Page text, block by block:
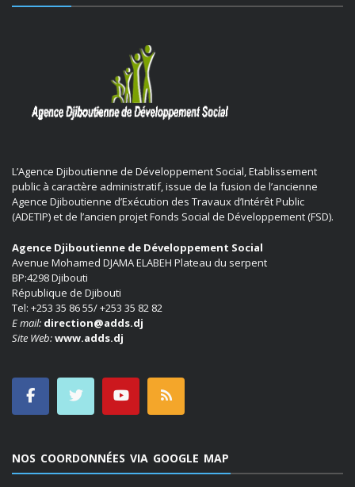
L’Agence Djiboutienne de Développement Social, Etablissement
public à caractère administratif, issue de la fusion de l’ancienne
Agence Djiboutienne d’Exécution des Travaux d’Intérêt Public
(ADETIP) et de l’ancien projet Fonds Social de Développement (FSD).
Agence Djiboutienne de Développement Social
Avenue Mohamed DJAMA ELABEH Plateau du serpent
BP:4298 Djibouti
République de Djibouti
Tel: +253 35 86 55/ +253 35 82 82
E mail: direction@adds.dj
Site Web:www.adds.dj
NOS COORDONNÉES VIA GOOGLE MAP